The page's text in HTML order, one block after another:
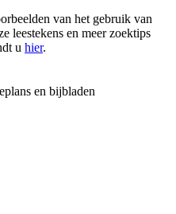
van het gebruik van
leestekens en meer zoektips
u hier.
en bijbladen